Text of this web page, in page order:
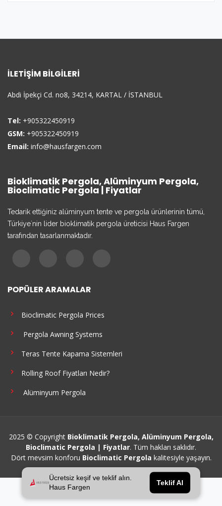
Ücretsiz keşif ve teklif alın.
Haus Fargen
Teklif Al
İLETIŞIM BILGILERI
Abdi İpekçi Cd. no8, 34214, KARTAL / İSTANBUL
Tel: +905322450919
GSM: +905322450919
Email: info@hausfargen.com
Bioklimatik Pergola, Alüminyum Pergola,
Bioclimatic Pergola | Fiyatlar
Tedarik ettiğiniz alüminyum tente ve pergola ürünlerinin tümü,
Türkiye`nin lider bioklimatik pergola üreticisi Haus Fargen
tarafından tasarlanmaktadır.
POPÜLER ARAMALAR
Bioclimatic Pergola Prices
Pergola Awning Systems
Teras Tente Kapama Sistemleri
Rolling Roof Fiyatları Nedir?
Alüminyum Pergola
2025 © Copyright Bioklimatik Pergola, Alüminyum Pergola,
Bioclimatic Pergola | Fiyatlar. Tüm hakları saklıdır.
Dört mevsim konforu Bioclimatic Pergola kalitesiyle yaşayın.